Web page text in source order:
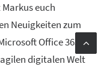
euch
Neuigkeiten zum
Office 365
digitalen Welt